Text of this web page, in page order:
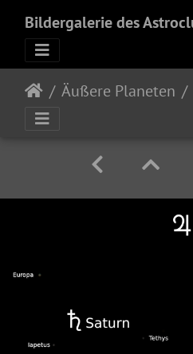
Bildergalerie des
Äußere Planeten